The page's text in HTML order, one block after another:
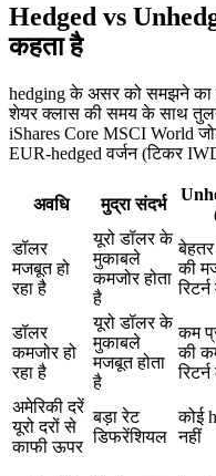
Hedged vs
कहता है
hedging के असर को समझने का
शेयर क्लास की समय के साथ
iShares Core MSCI World
EUR-hedged वर्जन (टिकर
अवधि मुद्रा संदर्भ
डॉलर
मजबूत हो
रहा है
यूरो डॉलर के
मुकाबले
कमजोर होता
है
बेहतर
की
डॉलर
कमजोर हो
रहा है
यूरो डॉलर के
मुकाबले
मजबूत होता
है
कम
की
अमेरिकी दरें
यूरो दरों से
काफी ऊपर
बड़ा रेट
डिफरेंशियल
कोई
नहीं